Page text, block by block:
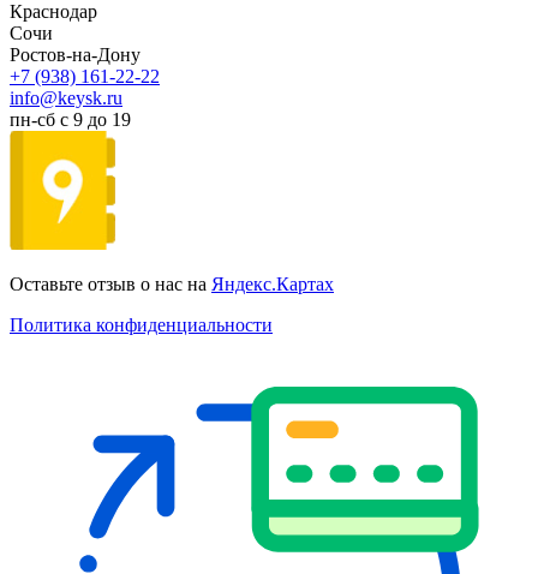
Краснодар
Сочи
Ростов-на-Дону
+7 (938) 161-22-22
info@keysk.ru
пн-сб с 9 до 19
Оставьте отзыв о нас на Яндекс.Картах
Политика конфиденциальности